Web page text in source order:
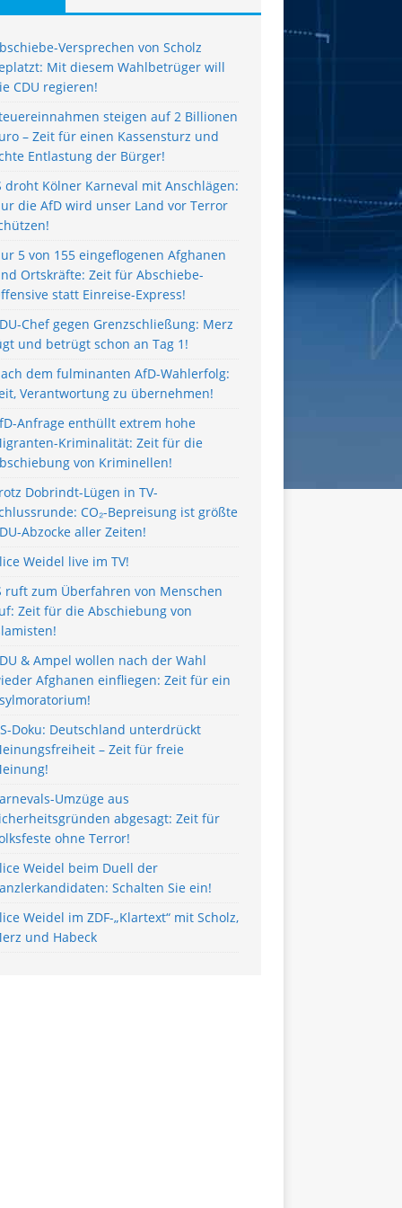
Versprechen von Scholz
Mit diesem Wahlbetrüger will
CDU regieren!
steigen auf 2 Billionen
– Zeit für einen Kassensturz und
Entlastung der Bürger!
droht Kölner Karneval mit Anschlägen:
die AfD wird unser Land vor Terror
5 von 155 eingeflogenen Afghanen
Ortskräfte: Zeit für Abschiebe-
statt Einreise-Express!
Chef gegen Grenzschließung: Merz
und betrügt schon an Tag 1!
dem fulminanten AfD-Wahlerfolg:
Verantwortung zu übernehmen!
Anfrage enthüllt extrem hohe
Kriminalität: Zeit für die
von Kriminellen!
Dobrindt-Lügen in TV-
CO₂-Bepreisung ist größte
Abzocke aller Zeiten!
Weidel live im TV!
ruft zum Überfahren von Menschen
Zeit für die Abschiebung von
& Ampel wollen nach der Wahl
Afghanen einfliegen: Zeit für ein
Doku: Deutschland unterdrückt
– Zeit für freie
Umzüge aus
abgesagt: Zeit für
ohne Terror!
Weidel beim Duell der
Schalten Sie ein!
Weidel im ZDF-„Klartext“ mit Scholz,
und Habeck